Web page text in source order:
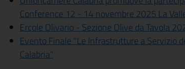
Conference 12 - 14 novembre 2025 La
Ercole Olivario - Sezione Olive da Tavola
Evento Finale "Le Infrastrutture a Servizio
Calabria"